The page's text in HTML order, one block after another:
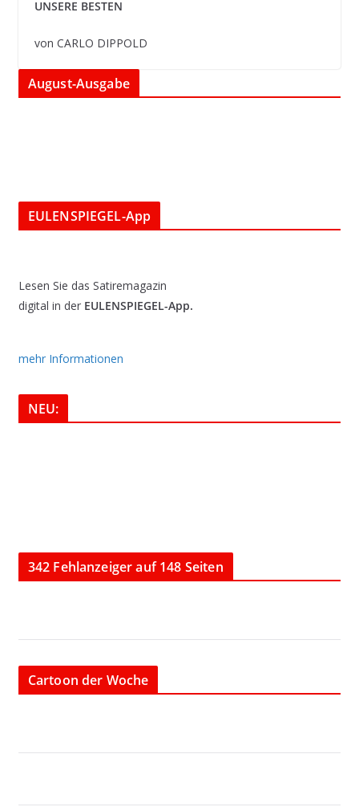
UNSERE BESTEN
von CARLO DIPPOLD
August-Ausgabe
EULENSPIEGEL-App
Lesen Sie das Satiremagazin
digital in der EULENSPIEGEL-App.
mehr Informationen
NEU:
342 Fehlanzeiger auf 148 Seiten
Cartoon der Woche